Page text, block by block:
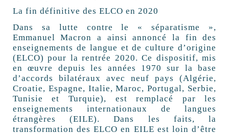
La fin définitive des ELCO en 2020
Dans sa lutte contre le « séparatisme »,
Emmanuel Macron a ainsi annoncé la fin des
enseignements de langue et de culture d’origine
(ELCO) pour la rentrée 2020. Ce dispositif, mis
en œuvre depuis les années 1970 sur la base
d’accords bilatéraux avec neuf pays (Algérie,
Croatie, Espagne, Italie, Maroc, Portugal, Serbie,
Tunisie et Turquie), est remplacé par les
enseignements internationaux de langues
étrangères (EILE). Dans les faits, la
transformation des ELCO en EILE est loin d’être